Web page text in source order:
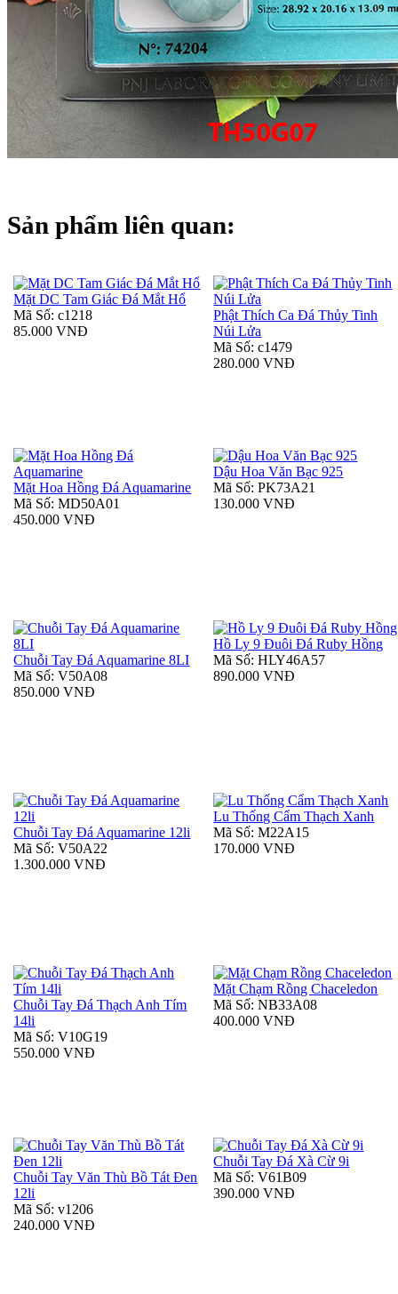
Sản phẩm liên quan:
Mặt DC Tam Giác Đá Mắt Hổ
Mã Số: c1218
85.000 VNĐ
Phật Thích Ca Đá Thủy Tinh
Núi Lửa
Mã Số: c1479
280.000 VNĐ
Mặt Hoa Hồng Đá Aquamarine
Mã Số: MD50A01
450.000 VNĐ
Dậu Hoa Văn Bạc 925
Mã Số: PK73A21
130.000 VNĐ
Chuỗi Tay Đá Aquamarine 8LI
Mã Số: V50A08
850.000 VNĐ
Hồ Ly 9 Đuôi Đá Ruby Hồng
Mã Số: HLY46A57
890.000 VNĐ
Chuỗi Tay Đá Aquamarine 12li
Mã Số: V50A22
1.300.000 VNĐ
Lu Thống Cẩm Thạch Xanh
Mã Số: M22A15
170.000 VNĐ
Chuỗi Tay Đá Thạch Anh Tím
14li
Mã Số: V10G19
550.000 VNĐ
Mặt Chạm Rồng Chaceledon
Mã Số: NB33A08
400.000 VNĐ
Chuỗi Tay Văn Thù Bồ Tát Đen
12li
Mã Số: v1206
240.000 VNĐ
Chuỗi Tay Đá Xà Cừ 9i
Mã Số: V61B09
390.000 VNĐ